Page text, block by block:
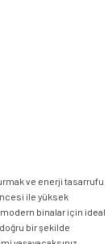
ve enerji tasarrufu
ile yüksek
binalar için ideal
doğru bir şekilde